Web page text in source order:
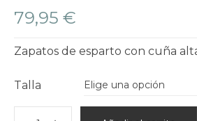
79,95 €
Zapatos de esparto con cuña
Talla